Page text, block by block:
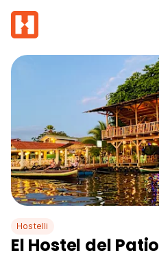
Hostelli
El Hostel del Patio